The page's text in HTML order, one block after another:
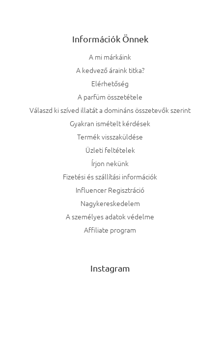
Információk Önnek
A mi márkáink
A kedvező áraink titka?
Elérhetőség
A parfüm összetétele
Válaszd ki szíved illatát a domináns összetevők szerint
Gyakran ismételt kérdések
Termék visszaküldése
Üzleti feltételek
Írjon nekünk
Fizetési és szállítási információk
Influencer Regisztráció
Nagykereskedelem
A személyes adatok védelme
Affiliate program
Instagram